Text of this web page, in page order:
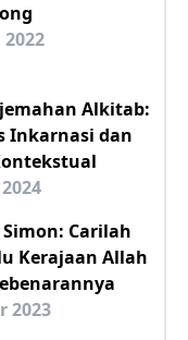
2022
Alkitab:
Inkarnasi dan
Simon: Carilah
Kerajaan Allah
2023